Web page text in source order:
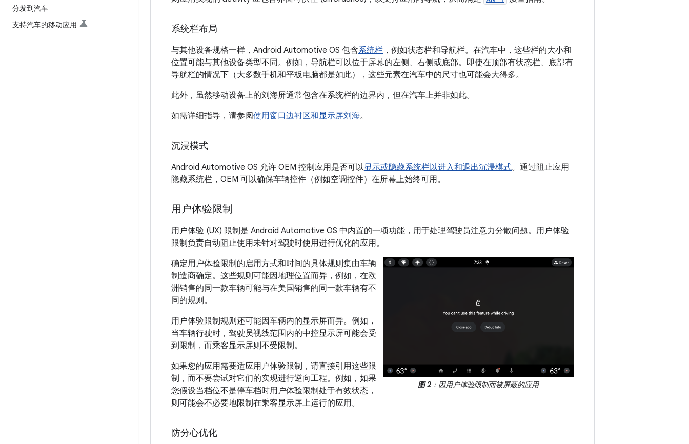
分发到汽车
支持汽车的移动应用
系统栏布局
与其他设备规格一样，Android Automotive OS 包含系统栏 ，例如状态栏和导航栏。在汽车中，这些栏的大小和
位置可能与其他设备类型不同。例如，导航栏可以位于屏幕的左侧、右侧或底部。即使在顶部有状态栏、底部有
导航栏的情况下（大多数手机和平板电脑都是如此），这些元素在汽车中的尺寸也可能会大得多。
此外，虽然移动设备上的刘海屏通常包含在系统栏的边界内，但在汽车上并非如此。
如需详细指导，请参阅使用窗口边衬区和显示屏刘海。
沉浸模式
Android Automotive OS 允许 OEM 控制应用是否可以显示或隐藏系统栏以进入和退出沉浸模式。通过阻止应用
隐藏系统栏，OEM 可以确保车辆控件（例如空调控件）在屏幕上始终可用。
用户体验限制
用户体验 (UX) 限制是 Android Automotive OS 中内置的一项功能，用于处理驾驶员注意力分散问题。用户体验
限制负责自动阻止使用未针对驾驶时使用进行优化的应用。
图 2：因用户体验限制而被屏蔽的应用
确定用户体验限制的启用方式和时间的具体规则集由车辆
制造商确定。这些规则可能因地理位置而异，例如，在欧
洲销售的同一款车辆可能与在美国销售的同一款车辆有不
同的规则。
用户体验限制规则还可能因车辆内的显示屏而异。例如，
当车辆行驶时，驾驶员视线范围内的中控显示屏可能会受
到限制，而乘客显示屏则不受限制。
如果您的应用需要适应用户体验限制，请直接引用这些限
制，而不要尝试对它们的实现进行逆向工程。例如，如果
您假设当档位不是停车档时用户体验限制处于有效状态，
则可能会不必要地限制在乘客显示屏上运行的应用。
防分心优化